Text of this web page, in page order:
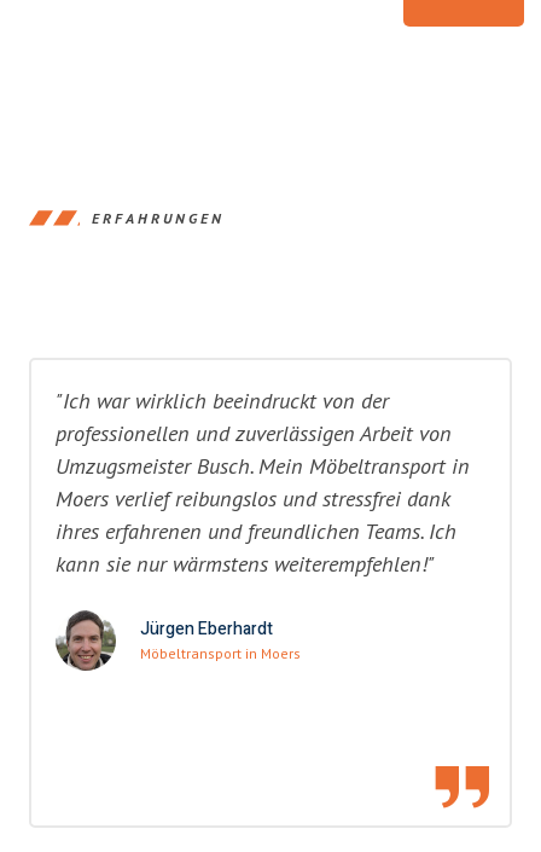
ERFAHRUNGEN
"Ich war wirklich beeindruckt von der
professionellen und zuverlässigen Arbeit von
Umzugsmeister Busch. Mein Möbeltransport in
Moers verlief reibungslos und stressfrei dank
ihres erfahrenen und freundlichen Teams. Ich
kann sie nur wärmstens weiterempfehlen!"
Jürgen Eberhardt
Möbeltransport in Moers